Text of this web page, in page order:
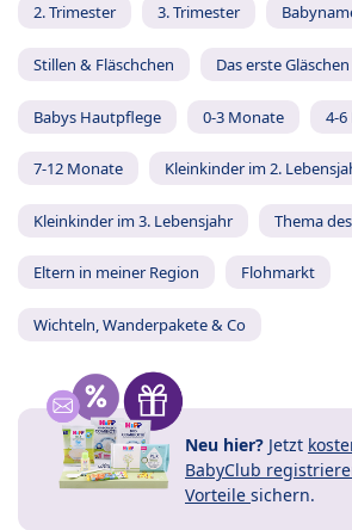
2. Trimester 3. Trimester
Stillen & Fläschchen Das erste Gläschen
Babys Hautpflege 0-3 Monate 4-
7-12 Monate Kleinkinder im 2.
Kleinkinder im 3. Lebensjahr Thema
Eltern in meiner Region Flohmarkt
Wichteln, Wanderpakete & Co
Neu hier? Jetzt
BabyClub
Vorteile sichern.